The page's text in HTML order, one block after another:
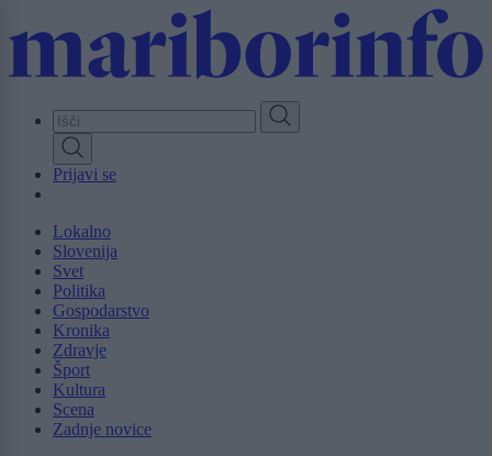
to
content
Prijavi se
Lokalno
Slovenija
Svet
Politika
Gospodarstvo
Kronika
Zdravje
Šport
Kultura
Scena
Zadnje novice